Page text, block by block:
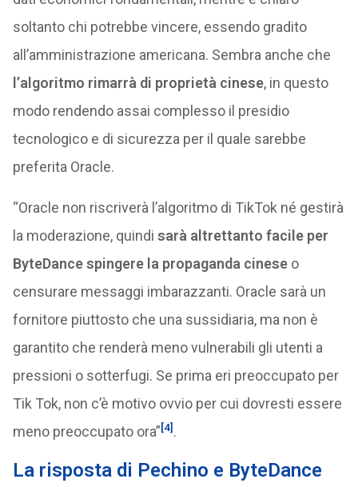
soltanto chi potrebbe vincere, essendo gradito
all’amministrazione americana. Sembra anche che
l’algoritmo rimarrà di proprietà cinese, in questo
modo rendendo assai complesso il presidio
tecnologico e di sicurezza per il quale sarebbe
preferita Oracle.
“Oracle non riscriverà l’algoritmo di TikTok né gestirà
la moderazione, quindi sarà altrettanto facile per
ByteDance spingere la propaganda cineseo
censurare messaggi imbarazzanti. Oracle sarà un
fornitore piuttosto che una sussidiaria, ma non è
garantito che renderà meno vulnerabili gli utenti a
pressioni o sotterfugi. Se prima eri preoccupato per
Tik Tok, non c’è motivo ovvio per cui dovresti essere
meno preoccupato ora”[4] .
La risposta di Pechino e ByteDance